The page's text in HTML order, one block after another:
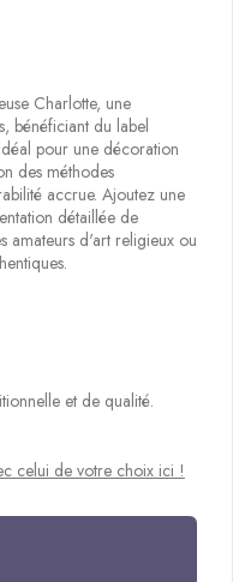
Charlotte, une
bénéficiant du label
pour une décoration
des méthodes
accrue. Ajoutez une
détaillée de
amateurs d'art religieux ou
et de qualité.
celui de votre choix ici !